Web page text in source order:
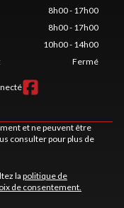
8h00 - 17h00
8h00 - 17h00
10h00 - 14h00
Fermé
et ne peuvent être
consulter pour plus de
la politique de
de consentement.